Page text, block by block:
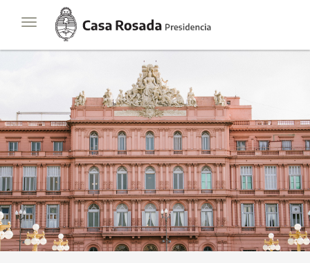
Toggle
navigation
Casa
Rosada
Presidencia
de